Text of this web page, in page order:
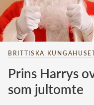
BRITTISKA
Prins Harrys
som jultomte